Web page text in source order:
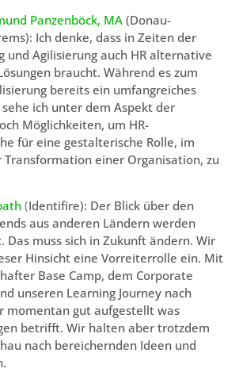
Panzenböck, MA (Donau-
Ich denke, dass in Zeiten der
und Agilisierung auch HR alternative
braucht. Während es zum
bereits ein umfangreiches
ich unter dem Aspekt der
Möglichkeiten, um HR-
für eine gestalterische Rolle, im
Transformation einer Organisation, zu
(Identifire): Der Blick über den
aus anderen Ländern werden
Das muss sich in Zukunft ändern. Wir
Hinsicht eine Vorreiterrolle ein. Mit
Base Camp, dem Corporate
unseren Learning Journey nach
momentan gut aufgestellt was
betrifft. Wir halten aber trotzdem
nach bereichernden Ideen und